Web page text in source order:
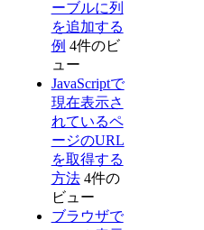
ーブルに列
を追加する
例 4件のビ
ュー
JavaScriptで
現在表示さ
れているペ
ージのURL
を取得する
方法 4件の
ビュー
ブラウザで